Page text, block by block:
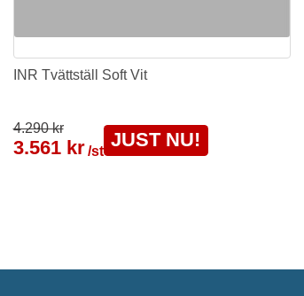
INR Tvättställ Soft Vit
4.290 kr
3.561 kr /st
JUST NU!